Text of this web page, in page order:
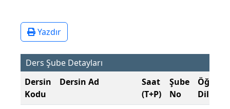
Yazdır
Ders Şube Detayları
Dersin
Kodu
Dersin Ad
Saat
(T+P)
Şube
No
Dili